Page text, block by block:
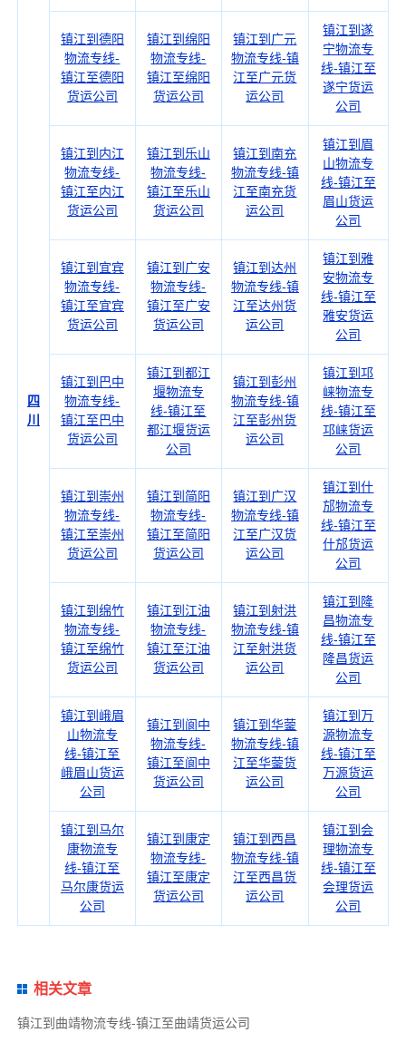
四
川
镇江到德阳
物流专线-
镇江至德阳
货运公司
镇江到绵阳
物流专线-
镇江至绵阳
货运公司
镇江到广元
物流专线-镇
江至广元货
运公司
镇江到遂
宁物流专
线-镇江至
遂宁货运
公司
镇江到内江
物流专线-
镇江至内江
货运公司
镇江到乐山
物流专线-
镇江至乐山
货运公司
镇江到南充
物流专线-镇
江至南充货
运公司
镇江到眉
山物流专
线-镇江至
眉山货运
公司
镇江到宜宾
物流专线-
镇江至宜宾
货运公司
镇江到广安
物流专线-
镇江至广安
货运公司
镇江到达州
物流专线-镇
江至达州货
运公司
镇江到雅
安物流专
线-镇江至
雅安货运
公司
镇江到巴中
物流专线-
镇江至巴中
货运公司
镇江到都江
堰物流专
线-镇江至
都江堰货运
公司
镇江到彭州
物流专线-镇
江至彭州货
运公司
镇江到邛
崃物流专
线-镇江至
邛崃货运
公司
镇江到崇州
物流专线-
镇江至崇州
货运公司
镇江到简阳
物流专线-
镇江至简阳
货运公司
镇江到广汉
物流专线-镇
江至广汉货
运公司
镇江到什
邡物流专
线-镇江至
什邡货运
公司
镇江到绵竹
物流专线-
镇江至绵竹
货运公司
镇江到江油
物流专线-
镇江至江油
货运公司
镇江到射洪
物流专线-镇
江至射洪货
运公司
镇江到隆
昌物流专
线-镇江至
隆昌货运
公司
镇江到峨眉
山物流专
线-镇江至
峨眉山货运
公司
镇江到阆中
物流专线-
镇江至阆中
货运公司
镇江到华蓥
物流专线-镇
江至华蓥货
运公司
镇江到万
源物流专
线-镇江至
万源货运
公司
镇江到马尔
康物流专
线-镇江至
马尔康货运
公司
镇江到康定
物流专线-
镇江至康定
货运公司
镇江到西昌
物流专线-镇
江至西昌货
运公司
镇江到会
理物流专
线-镇江至
会理货运
公司
相关文章
镇江到曲靖物流专线-镇江至曲靖货运公司